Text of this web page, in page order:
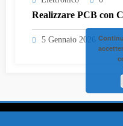
Realizzare PCB con
5 Gennaio 2026